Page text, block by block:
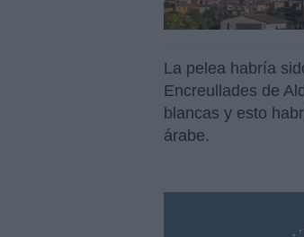
La pelea habría
Encreullades de
blancas y esto
árabe.